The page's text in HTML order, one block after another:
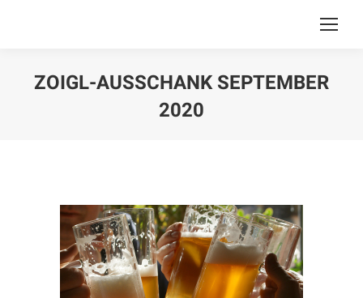
ZOIGL-AUSSCHANK SEPTEMBER
2020